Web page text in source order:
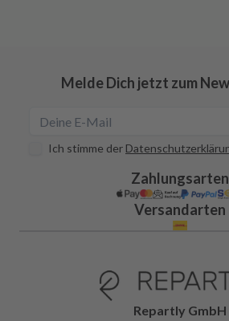
Melde Dich jetzt zum
Ich stimme der
Zahlungsarten
Versandarten
Repartly GmbH